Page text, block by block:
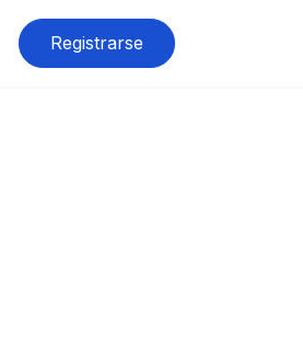
Registrarse